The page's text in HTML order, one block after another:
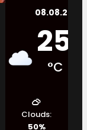
08.08.2026.
25
°C
Clouds:
50%